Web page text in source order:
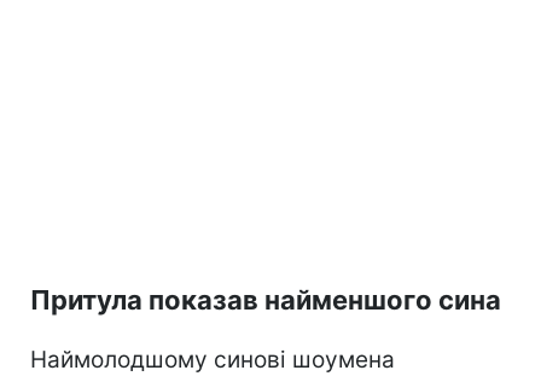
Притула показав найменшого сина
Наймолодшому синові шоумена